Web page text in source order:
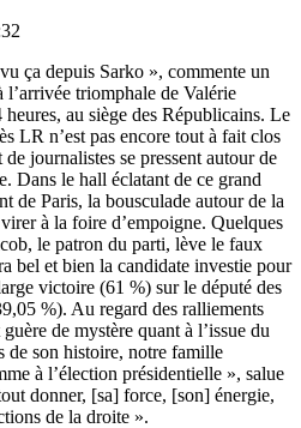
ça depuis Sarko », commente un
l’arrivée triomphale de Valérie
heures, au siège des Républicains. Le
LR n’est pas encore tout à fait clos
journalistes se pressent autour de
Dans le hall éclatant de ce grand
de Paris, la bousculade autour de la
à la foire d’empoigne. Quelques
le patron du parti, lève le faux
bel et bien la candidate investie pour
victoire (61 %) sur le député des
%). Au regard des ralliements
de mystère quant à l’issue du
de son histoire, notre famille
à l’élection présidentielle », salue
donner, [sa] force, [son] énergie,
de la droite ».